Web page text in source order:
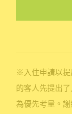
※入住申請以提
的客人先提出
為優先考量。謝